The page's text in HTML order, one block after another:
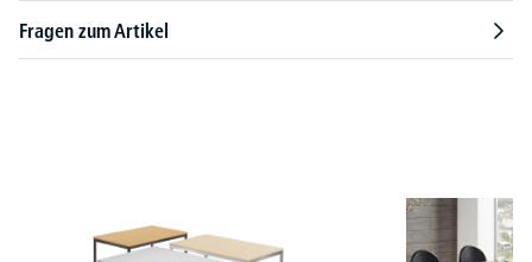
Fragen zum Artikel